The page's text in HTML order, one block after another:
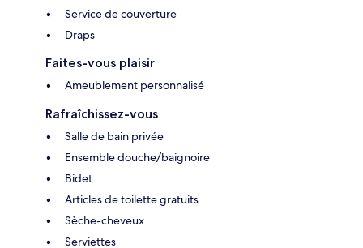
Service de couverture
Draps
Faites-vous plaisir
Ameublement personnalisé
Rafraîchissez-vous
Salle de bain privée
Ensemble douche/baignoire
Bidet
Articles de toilette gratuits
Sèche-cheveux
Serviettes